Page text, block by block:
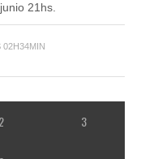
21hs.
02H34MIN
2 3